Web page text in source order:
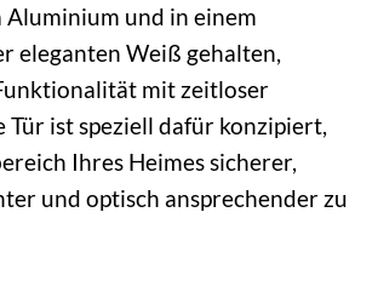
und in einem
eleganten Weiß gehalten,
mit zeitloser
Tür ist speziell dafür konzipiert,
Ihres Heimes sicherer,
und optisch ansprechender zu